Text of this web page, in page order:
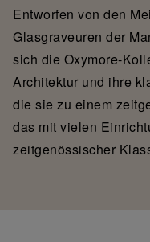
Entworfen von den
Glasgraveuren der
sich die Oxymore-
Architektur und ihre
die sie zu einem
das mit vielen
zeitgenössischer